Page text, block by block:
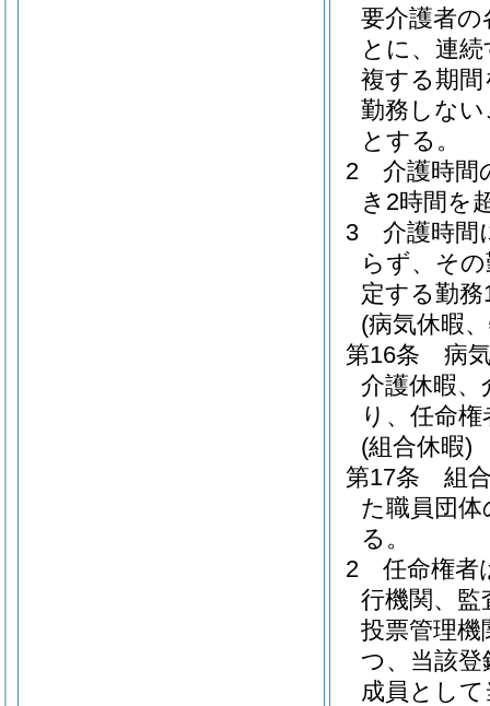
要介護者
とに、連
複する期
勤務しな
とする。
2
介護時間
き2時間を
3
介護時間
らず、そ
定する勤
(病気休暇
第16条
病
介護休暇
り、任命
(組合休暇)
第17条
組
た職員団
る。
2
任命権者
行機関、監
投票管理
つ、当該
成員とし